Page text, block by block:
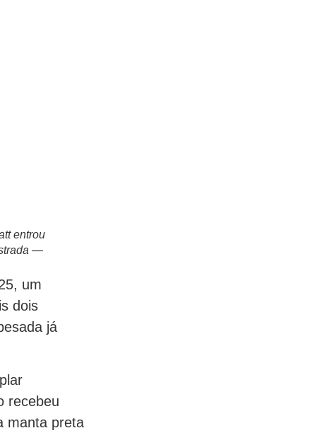
entrou
—
um
dois
já
recebeu
manta preta